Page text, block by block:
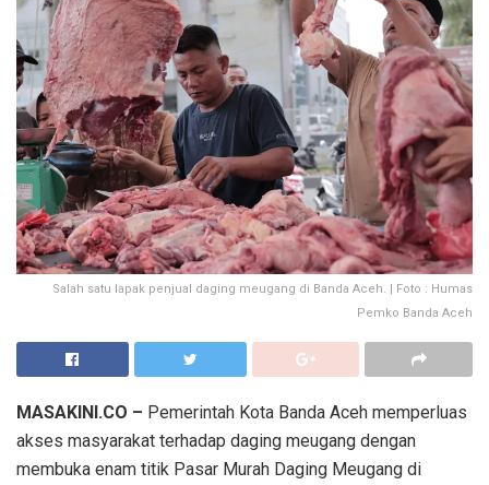
Salah satu lapak penjual daging meugang di Banda Aceh. | Foto : Humas
Pemko Banda Aceh
MASAKINI.CO – Pemerintah Kota Banda Aceh memperluas
akses masyarakat terhadap daging meugang dengan
membuka enam titik Pasar Murah Daging Meugang di